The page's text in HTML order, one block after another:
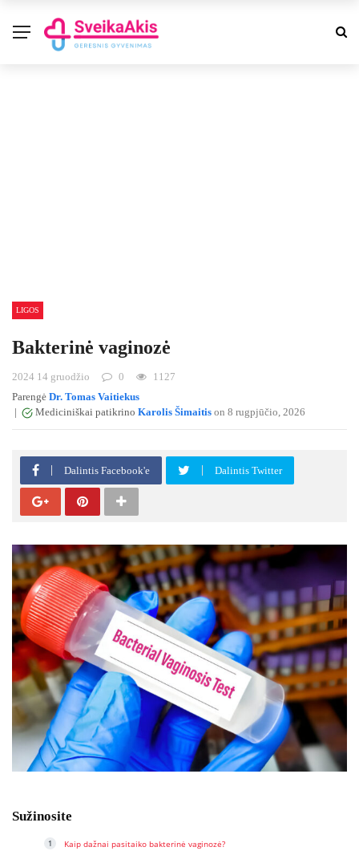
LIGOS
Bakterinė vaginozė
2024 14 gruodžio 0
1127
Parengė Dr. Tomas Vaitiekus
|
Mediciniškai patikrino Karolis Šimaitis on 8 rugpjūčio, 2026
Dalintis Facebook'e Dalintis Twitter
Sužinosite
Kaip dažnai pasitaiko bakterinė vaginozė?